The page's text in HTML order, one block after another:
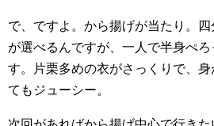
で、ですよ。から揚げが当たり。
が選べるんですが、一人で半身ぺ
す。片栗多めの衣がさっくりで、
てもジューシー。